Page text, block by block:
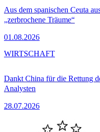
Aus dem spanischen Ceuta
„zerbrochene Träume“
01.08.2026
Dankt China für die Rettung
Analysten
28.07.2026
WIRTSCHAFT